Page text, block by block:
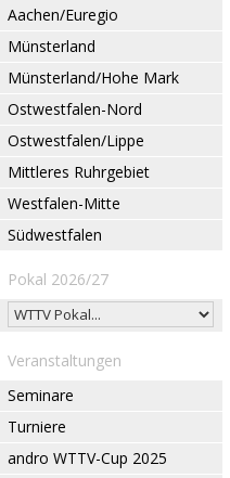
Aachen/Euregio
Münsterland
Münsterland/Hohe Mark
Ostwestfalen-Nord
Ostwestfalen/Lippe
Mittleres Ruhrgebiet
Westfalen-Mitte
Südwestfalen
Pokal 2026/27
Veranstaltungen
Seminare
Turniere
andro WTTV-Cup 2025